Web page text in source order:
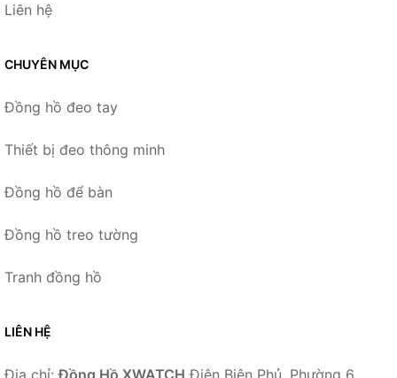
Liên hệ
CHUYÊN MỤC
Đồng hồ đeo tay
Thiết bị đeo thông minh
Đồng hồ để bàn
Đồng hồ treo tường
Tranh đồng hồ
LIÊN HỆ
Địa chỉ:Đồng Hồ XWATCH Điện Biên Phủ, Phường 6,